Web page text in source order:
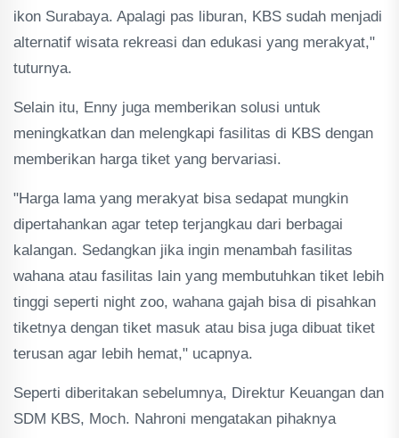
ikon Surabaya. Apalagi pas liburan, KBS sudah menjadi
alternatif wisata rekreasi dan edukasi yang merakyat,"
tuturnya.
Selain itu, Enny juga memberikan solusi untuk
meningkatkan dan melengkapi fasilitas di KBS dengan
memberikan harga tiket yang bervariasi.
"Harga lama yang merakyat bisa sedapat mungkin
dipertahankan agar tetep terjangkau dari berbagai
kalangan. Sedangkan jika ingin menambah fasilitas
wahana atau fasilitas lain yang membutuhkan tiket lebih
tinggi seperti night zoo, wahana gajah bisa di pisahkan
tiketnya dengan tiket masuk atau bisa juga dibuat tiket
terusan agar lebih hemat," ucapnya.
Seperti diberitakan sebelumnya, Direktur Keuangan dan
SDM KBS, Moch. Nahroni mengatakan pihaknya